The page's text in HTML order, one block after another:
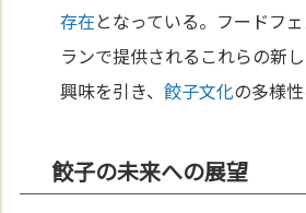
存在となっている。フードフ
ランで提供されるこれらの新
興味を引き、餃子文化の多様
餃子の未来への展望